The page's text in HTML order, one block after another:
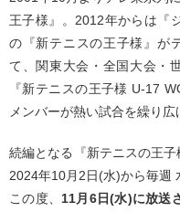
王⼦様』。2012年からは『
の『新テニスの王⼦様』が
て、関東⼤会・全国⼤会・
『新テニスの王⼦様 U-17
メンバーが熱い試合を繰り広
続編となる『新テニスの王
2024年10月2日(水)から毎週
この度、 11⽉6⽇(⽔)に放送